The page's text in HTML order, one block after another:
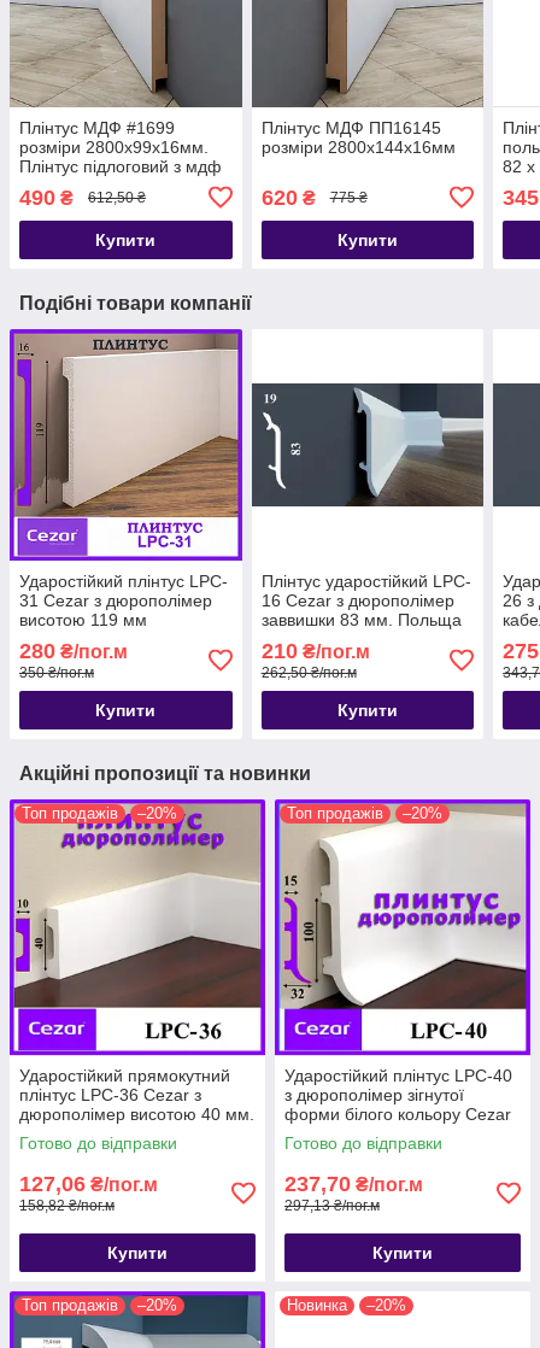
Плінтус МДФ #1699
розміри 2800х99х16мм.
Плінтус підлоговий з мдф
490 ₴ 612,50 ₴
Купити
Плінтус МДФ ПП16145
розміри 2800x144x16мм
620₴ 775 ₴
Купити
82 x
345
Подібні товари компанії
Ударостійкий плінтус LPC-
31 Cezar з дюрополімер
висотою 119 мм
280 ₴/пог.м
350 ₴/пог.м
Купити
Плінтус ударостійкий LPC-
16 Cezar з дюрополімер
заввишки 83 мм. Польща
210₴/пог.м
262,50 ₴/пог.м
Купити
26 з
275
Акційні пропозиції та новинки
Топ продажів –20%
Ударостійкий прямокутний
плінтус LPC-36 Cezar з
дюрополімер висотою 40 мм.
Готово до відправки
127,06 ₴/пог.м
158,82 ₴/пог.м
Купити
Топ продажів –20%
Ударостійкий плінтус LPC-40
з дюрополімер зігнутої
форми білого кольору Cezar
висотою 100 мм . Плінтус
цезар
Готово до відправки
237,70 ₴/пог.м
297,13 ₴/пог.м
Купити
Топ продажів –20% Новинка –20%